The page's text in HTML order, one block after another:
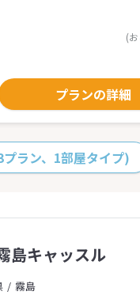
(
プランの詳細
プラン、1部屋タイプ)
島キャッスル
霧島